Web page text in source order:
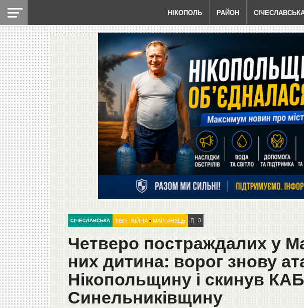
НІКОПОЛЬ РАЙОН
СІЧЕСЛАВСЬКА ТЕГ: ВІЙНА• МАРГАНЕЦЬ 3
Четверо постраждалих у
них дитина: ворог знову
Нікопольщину і скинув
Синельниківщину